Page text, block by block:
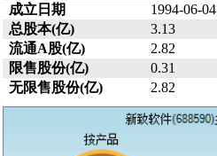
成立日期
1994-06-04
总股本(亿)
3.13
流通A股(亿)
2.82
限售股份(亿)
0.31
无限售股份(亿)
2.82